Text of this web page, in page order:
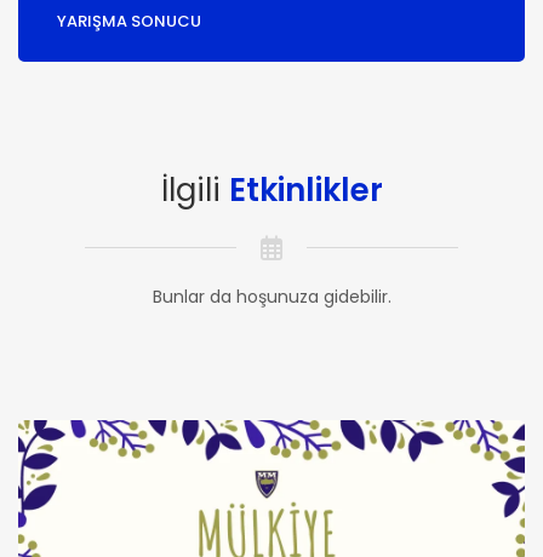
YARIŞMA SONUCU
İlgili Etkinlikler
Bunlar da hoşunuza gidebilir.